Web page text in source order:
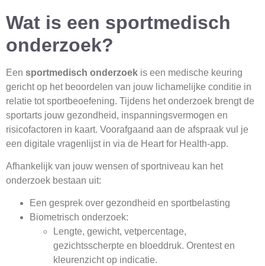
Wat is een sportmedisch
onderzoek?
Een sportmedisch onderzoek is een medische keuring
gericht op het beoordelen van jouw lichamelijke conditie in
relatie tot sportbeoefening. Tijdens het onderzoek brengt de
sportarts jouw gezondheid, inspanningsvermogen en
risicofactoren in kaart. Voorafgaand aan de afspraak vul je
een digitale vragenlijst in via de Heart for Health-app.
Afhankelijk van jouw wensen of sportniveau kan het
onderzoek bestaan uit:
Een gesprek over gezondheid en sportbelasting
Biometrisch onderzoek:
Lengte, gewicht, vetpercentage,
gezichtsscherpte en bloeddruk. Orentest en
kleurenzicht op indicatie.